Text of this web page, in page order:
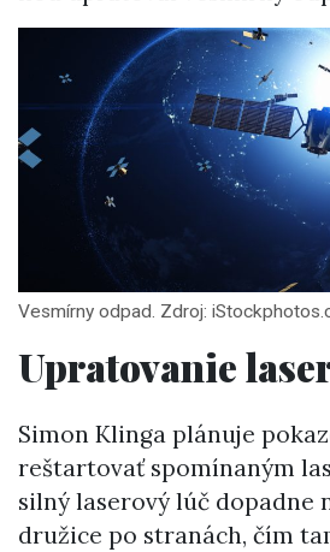
Vesmírny odpad. Zdroj:
Upratovanie
Simon Klinga plánuje
reštartovať spomínaným
silný laserový lúč dopadne
družice po stranách, čím